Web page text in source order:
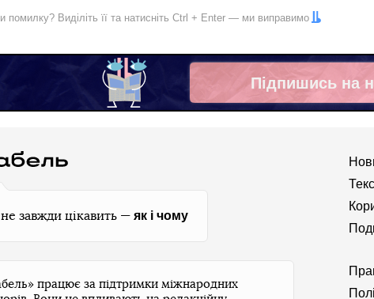
помилку? Виділіть її та натисніть Ctrl + Enter — ми виправимо
Підпишись на
Facebook
завжди цікавить — як і чому
працює за підтримки міжнародних